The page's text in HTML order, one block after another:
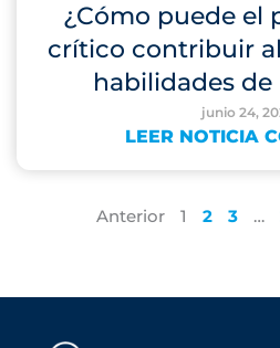
¿Cómo puede el
crítico contribuir
habilidades de
junio 24,
LEER NOTICIA
Anterior 1 2 3 …